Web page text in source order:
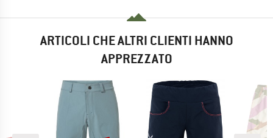
ARTICOLI CHE ALTRI CLIENTI HANNO
APPREZZATO